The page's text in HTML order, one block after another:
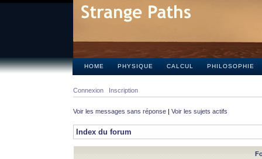
HOME PHYSIQUE CALCUL PHILOSOPHIE
Connexion Inscription
Voir les messages sans réponse | Voir les sujets actifs
Index du forum